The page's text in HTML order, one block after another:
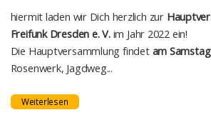
hiermit laden wir Dich herzlich zur
Freifunk Dresden e. V.im Jahr 2022 ein!
Die Hauptversammlung findet am
Rosenwerk, Jagdweg...
Weiterlesen